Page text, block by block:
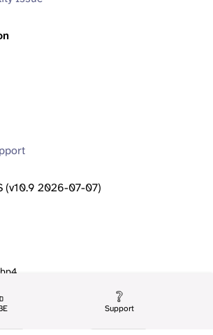
Support
(v10.9 2026-07-07)